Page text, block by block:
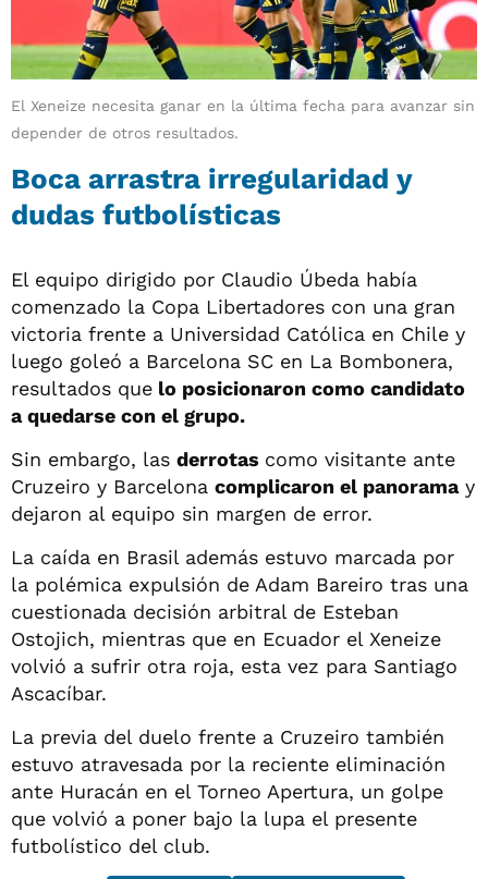
El Xeneize necesita ganar en la última fecha para avanzar sin
depender de otros resultados.
Boca arrastra irregularidad y
dudas futbolísticas
El equipo dirigido por Claudio Úbeda había
comenzado la Copa Libertadores con una gran
victoria frente a Universidad Católica en Chile y
luego goleó a Barcelona SC en La Bombonera,
resultados que lo posicionaron como candidato
a quedarse con el grupo.
Sin embargo, las derrotas como visitante ante
Cruzeiro y Barcelona complicaron el panoramay
dejaron al equipo sin margen de error.
La caída en Brasil además estuvo marcada por
la polémica expulsión de Adam Bareiro tras una
cuestionada decisión arbitral de Esteban
Ostojich, mientras que en Ecuador el Xeneize
volvió a sufrir otra roja, esta vez para Santiago
Ascacíbar.
La previa del duelo frente a Cruzeiro también
estuvo atravesada por la reciente eliminación
ante Huracán en el Torneo Apertura, un golpe
que volvió a poner bajo la lupa el presente
futbolístico del club.